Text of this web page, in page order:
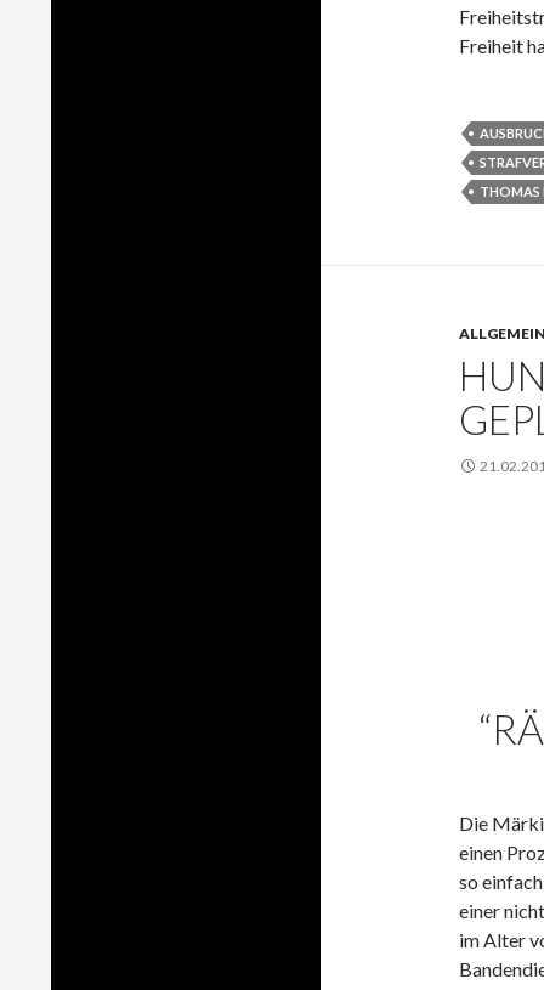
Freiheit
THOMAS
ALLGEMEIN
Die
einen
so
einer
im Alter